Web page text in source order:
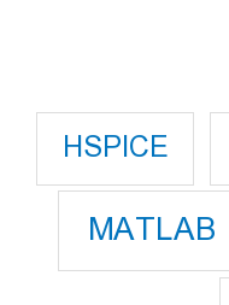
HSPICE
MATLAB